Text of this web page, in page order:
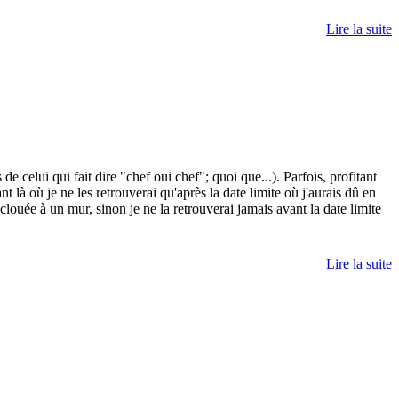
Lire la suite
de celui qui fait dire "chef oui chef"; quoi que...). Parfois, profitant
là où je ne les retrouverai qu'après la date limite où j'aurais dû en
à un mur, sinon je ne la retrouverai jamais avant la date limite
Lire la suite